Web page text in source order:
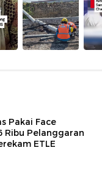
Pakai Face
Ribu Pelanggaran
ETLE